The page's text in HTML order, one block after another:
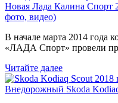
Новая Лада Калина Спорт
фото, видео)
В начале марта 2014
«ЛАДА Спорт» провели
Читайте далее
Внедорожный Skoda